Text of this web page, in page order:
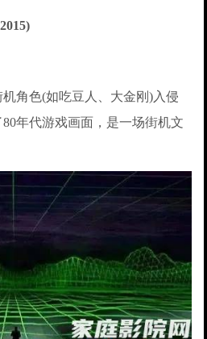
角色(如吃豆人、大金刚)入侵
年代游戏画面，是一场街机文